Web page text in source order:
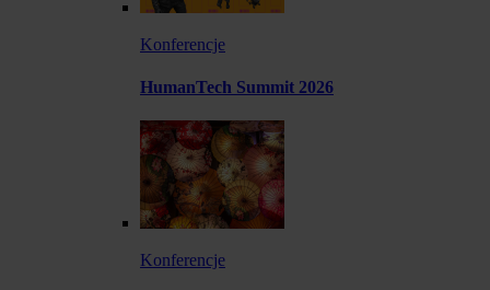
Konferencje
HumanTech Summit 2026
Konferencje